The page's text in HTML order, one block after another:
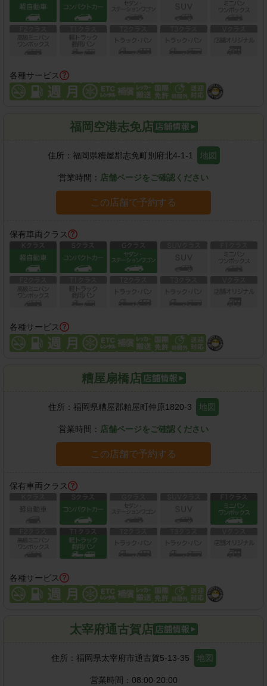
各種サービス
福岡空港志免店
住所： 福岡県糟屋郡志免町別府北4-1-1 地図
営業時間： 店舗ページをご確認ください
この店舗で予約する
保有車両クラス
各種サービス
糟屋扇橋店
住所： 福岡県糟屋郡粕屋町仲原1820-3 地図
営業時間： 店舗ページをご確認ください
この店舗で予約する
保有車両クラス
各種サービス
太宰府通古賀店
住所： 福岡県太宰府市通古賀5-13-35 地図
営業時間： 08:00-20:00